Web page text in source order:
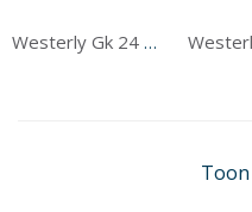
Westerly Gk 24 3/4 Rig Grootzeil
Toon